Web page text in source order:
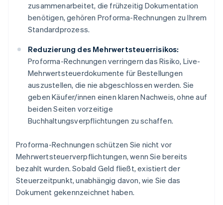
zusammenarbeitet, die frühzeitig Dokumentation
benötigen, gehören Proforma-Rechnungen zu Ihrem
Standardprozess.
Reduzierung des Mehrwertsteuerrisikos:
Proforma-Rechnungen verringern das Risiko, Live-
Mehrwertsteuerdokumente für Bestellungen
auszustellen, die nie abgeschlossen werden. Sie
geben Käufer/innen einen klaren Nachweis, ohne auf
beiden Seiten vorzeitige
Buchhaltungsverpflichtungen zu schaffen.
Proforma-Rechnungen schützen Sie nicht vor
Mehrwertsteuerverpflichtungen, wenn Sie bereits
bezahlt wurden. Sobald Geld fließt, existiert der
Steuerzeitpunkt, unabhängig davon, wie Sie das
Dokument gekennzeichnet haben.